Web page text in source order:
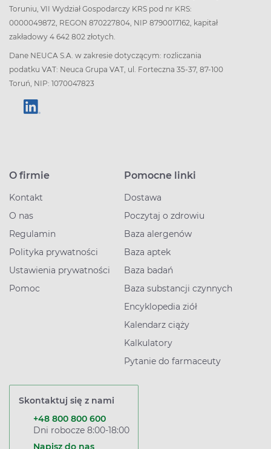
Toruniu, VII Wydział Gospodarczy KRS pod nr KRS:
0000049872, REGON 870227804, NIP 8790017162, kapitał
zakładowy 4 642 802 złotych.
Dane NEUCA S.A. w zakresie dotyczącym: rozliczania
podatku VAT: Neuca Grupa VAT, ul. Forteczna 35-37, 87-100
Toruń, NIP: 1070047823
O firmie
Kontakt
O nas
Regulamin
Polityka prywatności
Ustawienia prywatności
Pomoc
Pomocne linki
Dostawa
Poczytaj o zdrowiu
Baza alergenów
Baza aptek
Baza badań
Baza substancji czynnych
Encyklopedia ziół
Kalendarz ciąży
Kalkulatory
Pytanie do farmaceuty
Skontaktuj się z nami
+48 800 800 600
Dni robocze 8:00-18:00
Napisz do nas